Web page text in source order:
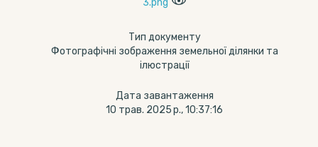
3.png
Тип документу
Фотографічні зображення земельної ділянки та
ілюстрації
Дата завантаження
10 трав. 2025 р., 10:37:16